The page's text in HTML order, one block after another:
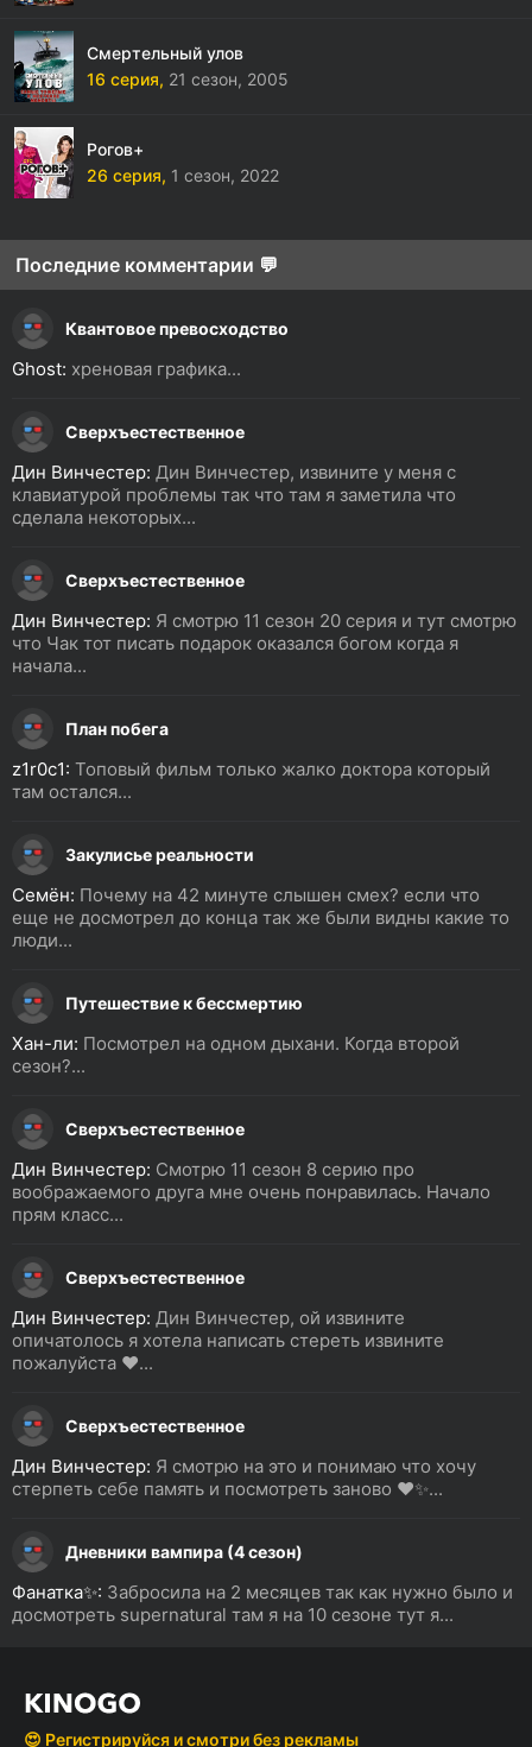
Смертельный улов
16 серия, 21 сезон, 2005
Рогов+
26 серия, 1 сезон, 2022
Последние комментарии 💬
Квантовое превосходство
Ghost: хреновая графика...
Сверхъестественное
Дин Винчестер: Дин Винчестер, извините у меня с
клавиатурой проблемы так что там я заметила что
сделала некоторых...
Сверхъестественное
Дин Винчестер: Я смотрю 11 сезон 20 серия и тут смотрю
что Чак тот писать подарок оказался богом когда я
начала...
План побега
z1r0c1: Топовый фильм только жалко доктора который
там остался...
Закулисье реальности
Семён: Почему на 42 минуте слышен смех? если что
еще не досмотрел до конца так же были видны какие то
люди...
Путешествие к бессмертию
Хан-ли: Посмотрел на одном дыхани. Когда второй
сезон?...
Сверхъестественное
Дин Винчестер: Смотрю 11 сезон 8 серию про
воображаемого друга мне очень понравилась. Начало
прям класс...
Сверхъестественное
Дин Винчестер: Дин Винчестер, ой извините
опичатолось я хотела написать стереть извините
пожалуйста ❤️...
Сверхъестественное
Дин Винчестер: Я смотрю на это и понимаю что хочу
стерпеть себе память и посмотреть заново ❤️✨...
Дневники вампира (4 сезон)
Фанатка✨: Забросила на 2 месяцев так как нужно было и
досмотреть supernatural там я на 10 сезоне тут я...
😍 Регистрируйся и смотри без рекламы